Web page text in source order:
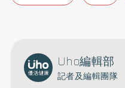
Uho編輯部
記者及編輯團隊